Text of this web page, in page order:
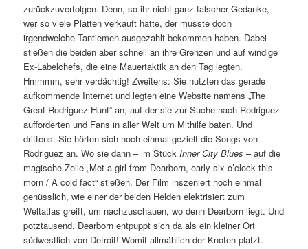
zurückzuverfolgen. Denn, so ihr nicht ganz falscher Gedanke,
wer so viele Platten verkauft hatte, der musste doch
irgendwelche Tantiemen ausgezahlt bekommen haben. Dabei
stießen die beiden aber schnell an ihre Grenzen und auf windige
Ex-Labelchefs, die eine Mauertaktik an den Tag legten.
Hmmmm, sehr verdächtig! Zweitens: Sie nutzten das gerade
aufkommende Internet und legten eine Website namens „The
Great Rodriguez Hunt“ an, auf der sie zur Suche nach Rodriguez
aufforderten und Fans in aller Welt um Mithilfe baten. Und
drittens: Sie hörten sich noch einmal gezielt die Songs von
Rodriguez an. Wo sie dann – im StückInner City Blues – auf die
magische Zeile „Met a girl from Dearborn, early six o’clock this
morn / A cold fact“ stießen. Der Film inszeniert noch einmal
genüsslich, wie einer der beiden Helden elektrisiert zum
Weltatlas greift, um nachzuschauen, wo denn Dearborn liegt. Und
potztausend, Dearborn entpuppt sich da als ein kleiner Ort
südwestlich von Detroit! Womit allmählich der Knoten platzt.